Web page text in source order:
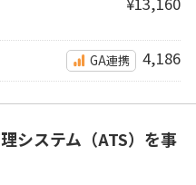
GA連携 4,186
システム（ATS）を事